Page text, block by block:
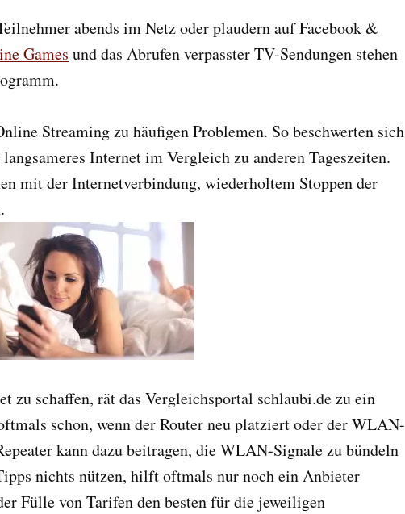
abends im Netz oder plaudern auf Facebook &
Games und das Abrufen verpasster TV-Sendungen stehen
Streaming zu häufigen Problemen. So beschwerten sich
Internet im Vergleich zu anderen Tageszeiten.
mit der Internetverbindung, wiederholtem Stoppen der
zu schaffen, rät das Vergleichsportal schlaubi.de zu ein
schon, wenn der Router neu platziert oder der WLAN-
kann dazu beitragen, die WLAN-Signale zu bündeln
nichts nützen, hilft oftmals nur noch ein Anbieter
Fülle von Tarifen den besten für die jeweiligen